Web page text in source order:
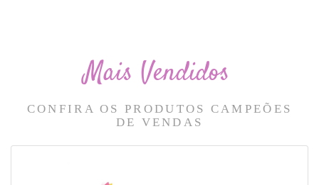
Mais Vendidos
CONFIRA OS PRODUTOS CAMPEÕES
DE VENDAS